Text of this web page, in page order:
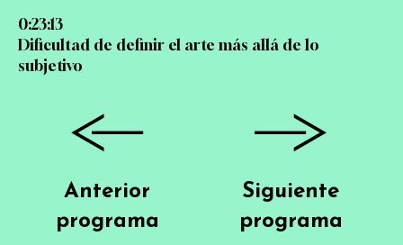
0:23:13
Dificultad de definir el arte más allá de lo
subjetivo
Siguiente
programa
Anterior
programa